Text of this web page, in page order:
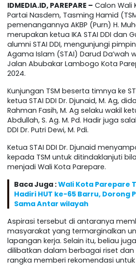
IDMEDIA.ID, PAREPARE – Calon Wali
Partai Nasdem, Tasming Hamid
pemenangannya AKBP (Purn) H.
merupakan ketua IKA STAI DDI dan
alumni STAI DDI, mengunjungi
Agama Islam (STAI) Darud Da’wah
Jalan Abubakar Lambogo Kota
2024.
Kunjungan TSM beserta timnya ke
ketua STAI DDI Dr. Djunaid, M. Ag,
Rahman Fasih, M. Ag selaku wakil
Abdullah, S. Ag. M. Pd. Hadir juga
DDI Dr. Putri Dewi, M. Pdi.
Ketua STAI DDI Dr. Djunaid
kepada TSM untuk ditindaklanjuti
menjadi Wali Kota Parepare.
Baca Juga :Wali Kota Parepare
Hadiri HUT ke-65 Barru, Dorong
Sama Antar wilayah
Aspirasi tersebut di antaranya
masyarakat yang termarginalkan
lapangan kerja. Selain itu, beliau
dilibatkan dalam berbagai riset
rangka memberi rekomendasi